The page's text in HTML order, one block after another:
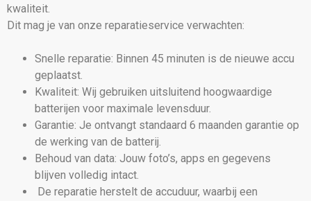
kwaliteit.
Dit mag je van onze reparatieservice verwachten:
Snelle reparatie: Binnen 45 minuten is de nieuwe accu
geplaatst.
Kwaliteit: Wij gebruiken uitsluitend hoogwaardige
batterijen voor maximale levensduur.
Garantie: Je ontvangt standaard 6 maanden garantie op
de werking van de batterij.
Behoud van data: Jouw foto’s, apps en gegevens
blijven volledig intact.
De reparatie herstelt de accuduur, waarbij een